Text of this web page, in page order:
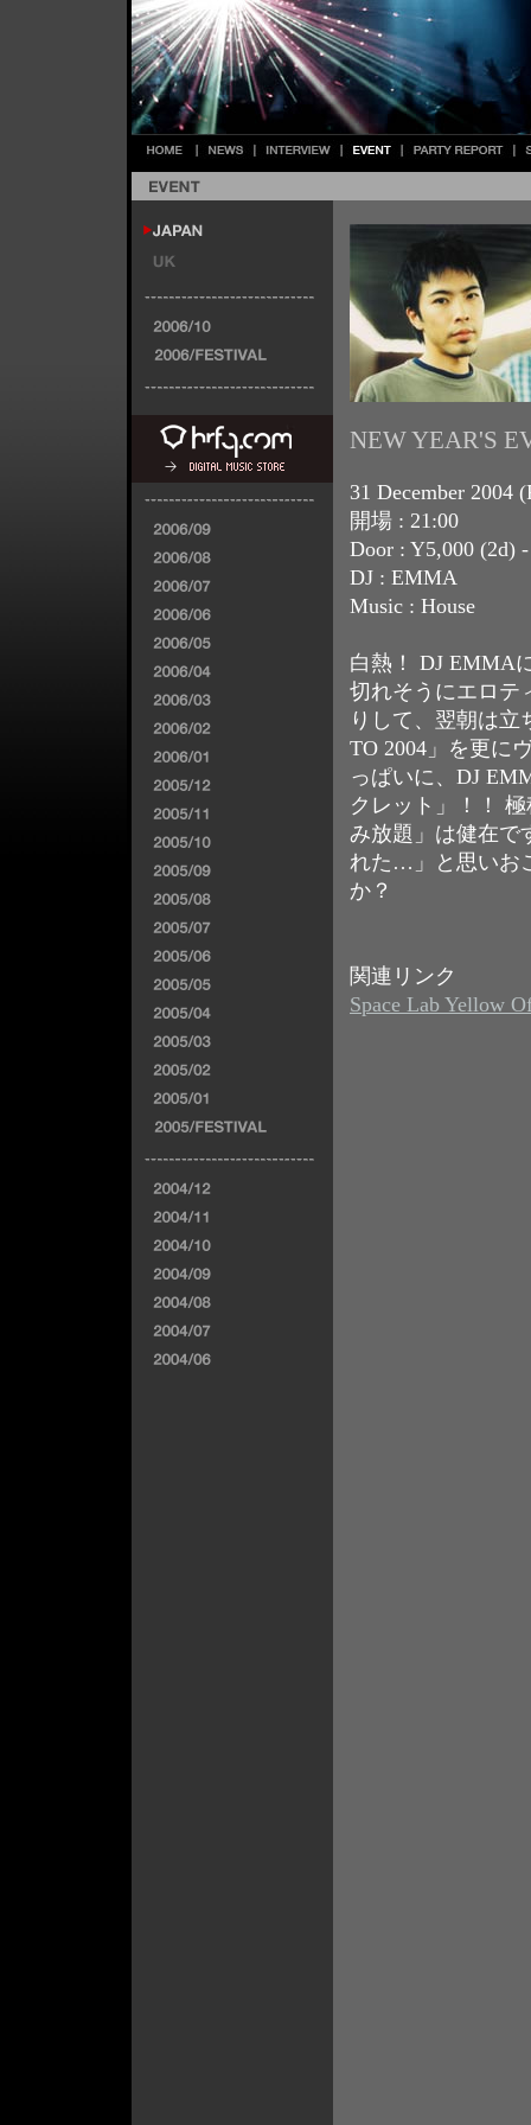
NEW YEAR'S
31 December 2004
開場 : 21:00
Door : Y5,000 (2d)
DJ : EMMA
Music : House
白熱！ DJ EMMA
切れそうにエロテ
りして、翌朝は立
TO 2004」を更に
っぱいに、DJ
クレット」！！
み放題」は健在で
れた…」と思いお
か？
関連リンク
Space Lab Yellow